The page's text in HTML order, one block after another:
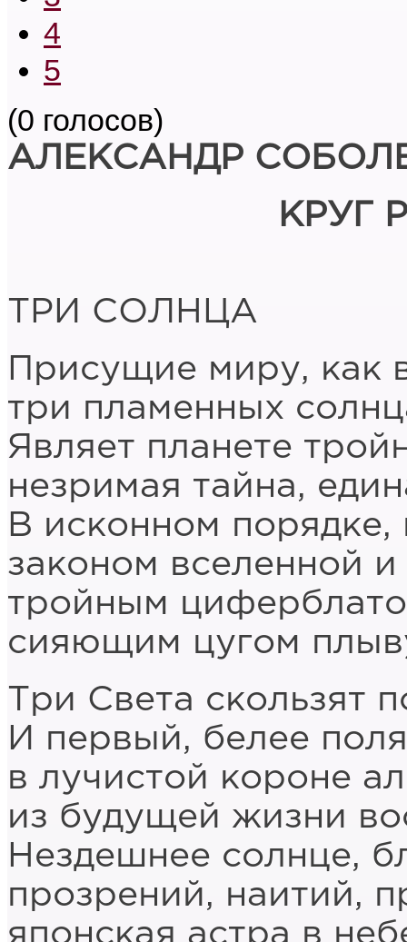
4
5
(0 голосов)
АЛЕКСАНДР
КРУГ
ТРИ СОЛНЦА
Присущие миру, как
три пламенных
Являет планете
незримая тайна,
В исконном
законом вселенной
тройным
сияющим цугом
Три Света скользят
И первый, белее
в лучистой короне
из будущей жизни
Нездешнее солнце,
прозрений, наитий,
японская астра в